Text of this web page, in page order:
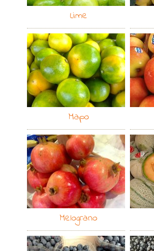
Lime
Mapo
Melograno